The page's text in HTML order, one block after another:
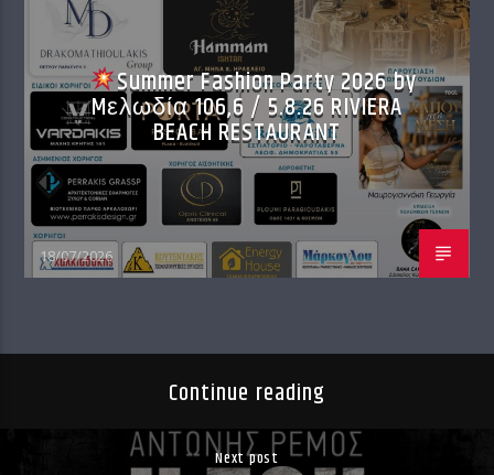
Summer Fashion Party 2026 by
Mελωδία 106,6 / 5.8.26 RIVIERA
BEACH RESTAURANT
18/07/2026
Continue reading
Next post